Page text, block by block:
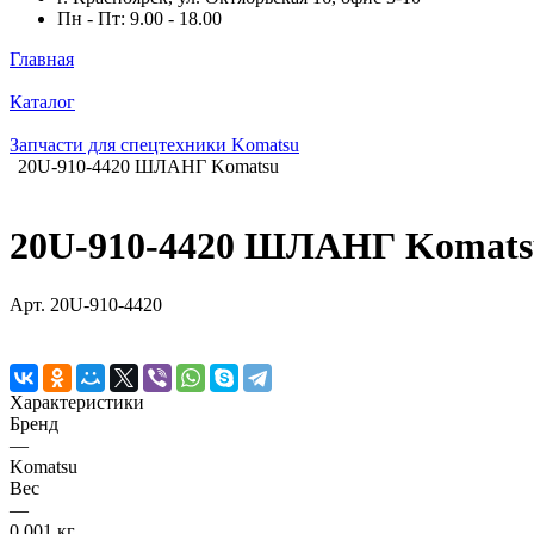
Пн - Пт: 9.00 - 18.00
Главная
Каталог
Запчасти для спецтехники Komatsu
20U-910-4420 ШЛАНГ Komatsu
20U-910-4420 ШЛАНГ
Арт. 20U-910-4420
Характеристики
Бренд
—
Komatsu
Вес
—